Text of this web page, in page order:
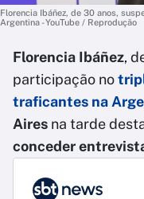
Florencia Ibáñez, de 30 anos,
Argentina - YouTube / Reprodução
Florencia Ibáñez,
participação no
traficantes na
Aires na tarde
conceder